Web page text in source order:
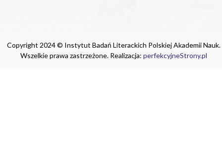
Copyright 2024 © Instytut Badań Literackich Polskiej Akademii Nauk.
Wszelkie prawa zastrzeżone. Realizacja: perfekcyjneStrony.pl